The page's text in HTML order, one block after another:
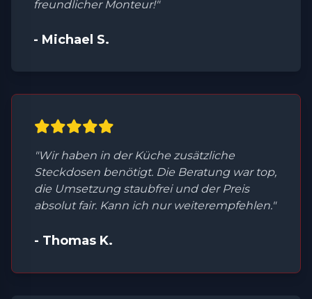
freundlicher Monteur!"
- Michael S.
"Wir haben in der Küche zusätzliche
Steckdosen benötigt. Die Beratung war top,
die Umsetzung staubfrei und der Preis
absolut fair. Kann ich nur weiterempfehlen."
- Thomas K.